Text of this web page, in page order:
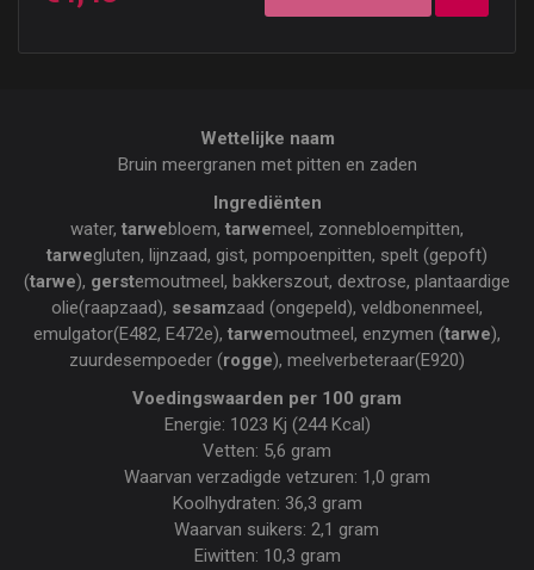
Wettelijke naam
Bruin meergranen met pitten en zaden
Ingrediënten
water, tarwebloem, tarwemeel, zonnebloempitten,
tarwegluten, lijnzaad, gist, pompoenpitten, spelt (gepoft)
(tarwe), gerstemoutmeel, bakkerszout, dextrose, plantaardige
olie(raapzaad), sesamzaad (ongepeld), veldbonenmeel,
emulgator(E482, E472e), tarwemoutmeel, enzymen (tarwe),
zuurdesempoeder (rogge), meelverbeteraar(E920)
Voedingswaarden per 100 gram
Energie: 1023 Kj (244 Kcal)
Vetten: 5,6 gram
Waarvan verzadigde vetzuren: 1,0 gram
Koolhydraten: 36,3 gram
Waarvan suikers: 2,1 gram
Eiwitten: 10,3 gram